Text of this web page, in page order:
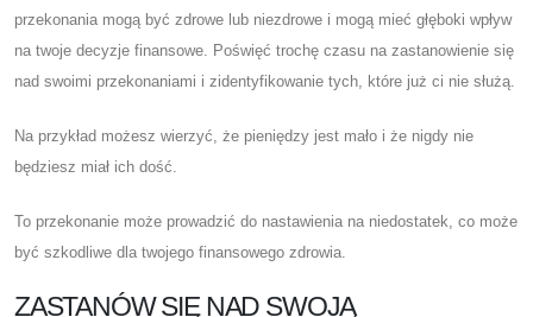
przekonania mogą być zdrowe lub niezdrowe i mogą mieć głęboki wpływ
na twoje decyzje finansowe. Poświęć trochę czasu na zastanowienie się
nad swoimi przekonaniami i zidentyfikowanie tych, które już ci nie służą.
Na przykład możesz wierzyć, że pieniędzy jest mało i że nigdy nie
będziesz miał ich dość.
To przekonanie może prowadzić do nastawienia na niedostatek, co może
być szkodliwe dla twojego finansowego zdrowia.
ZASTANÓW SIĘ NAD SWOJĄ